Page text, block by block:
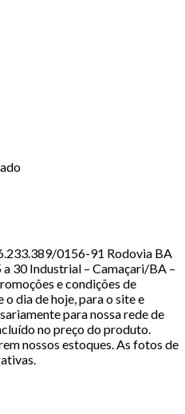
0156-91 Rodovia BA
30 Industrial – Camaçari/BA –
e condições de
dia de hoje, para o site e
para nossa rede de
no preço do produto.
nossos estoques. As fotos de